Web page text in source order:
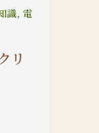
識,電
リ